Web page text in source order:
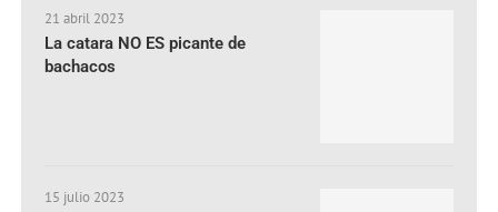
21 abril 2023
La catara NO ES picante de
bachacos
15 julio 2023